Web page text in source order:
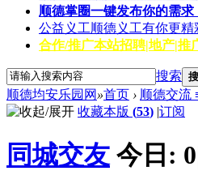
顺德掌圈一键发布你的需
公益义工顺德义工有你更精
合作/推广本站招聘|地产|推
搜索
顺德均安乐园网 »首页 › 顺德交流
收藏本版 (53) |订阅
同城交友 今日: 0